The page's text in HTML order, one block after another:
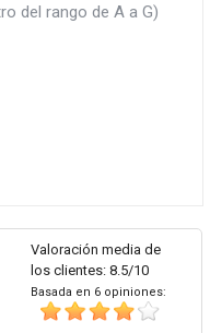
del rango de A a G)
Valoración media de
los clientes: 8.5/10
Basada en 6 opiniones: